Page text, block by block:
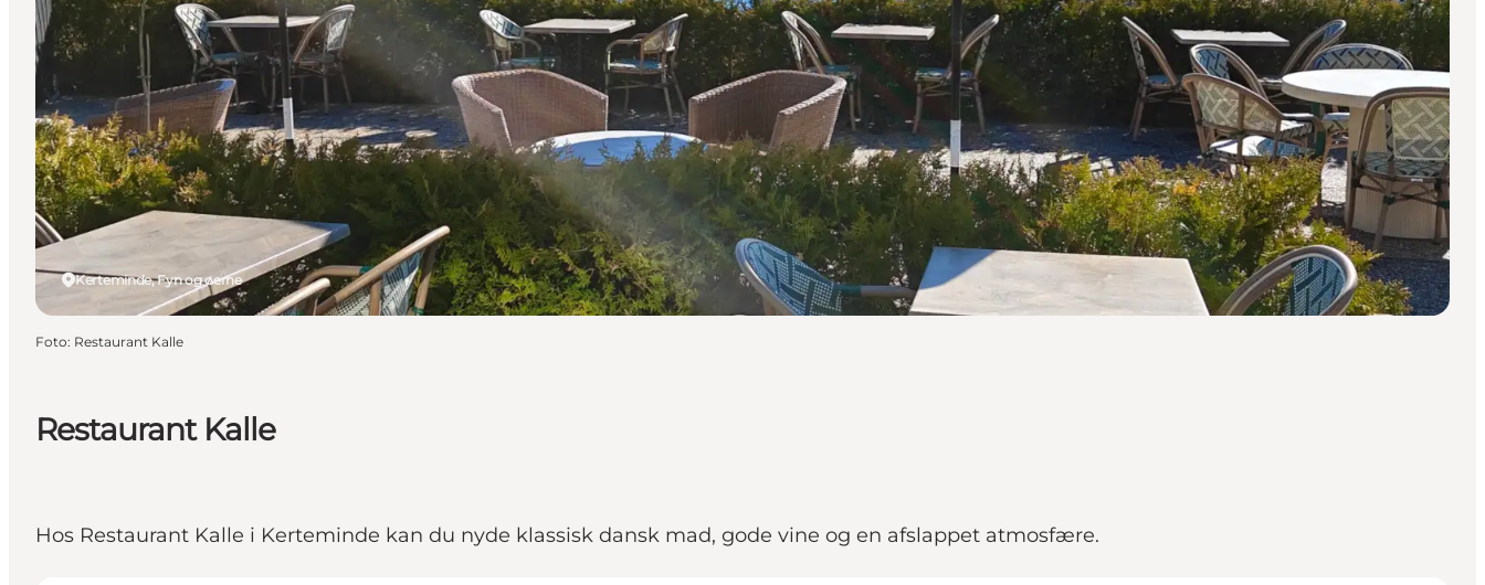
Restaurant Kalle
Hos Restaurant Kalle i Kerteminde kan du nyde klassisk dansk mad, gode vine og en afslappet atmosfære.
Kerteminde, Fyn og øerne
Foto: Restaurant Kalle